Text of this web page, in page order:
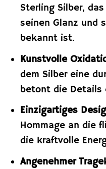
Sterling Silber,
seinen Glanz und
bekannt ist.
Kunstvolle
dem Silber eine
betont die Details
Einzigartiges
Hommage an die
die kraftvolle
Angenehmer